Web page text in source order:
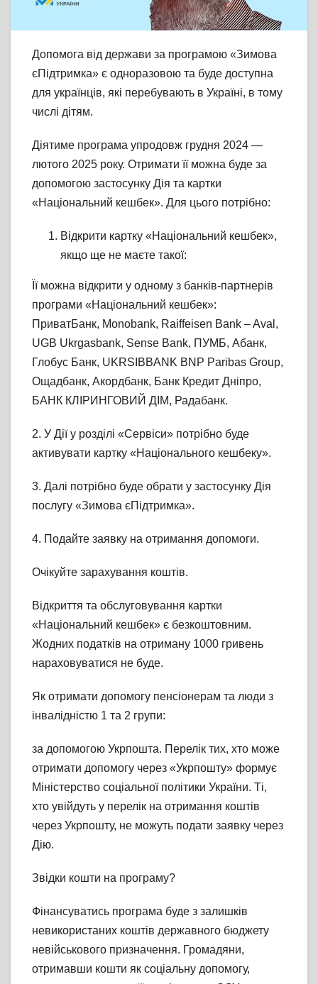
Допомога від держави за програмою «Зимова
єПідтримка» є одноразовою та буде доступна
для українців, які перебувають в Україні, в тому
числі дітям.
Діятиме програма упродовж грудня 2024 —
лютого 2025 року. Отримати її можна буде за
допомогою застосунку Дія та картки
«Національний кешбек». Для цього потрібно:
Відкрити картку «Національний кешбек»,
якщо ще не маєте такої:
Її можна відкрити у одному з банків-партнерів
програми «Національний кешбек»:
ПриватБанк, Monobank, Raiffeisen Bank – Aval,
UGB Ukrgasbank, Sense Bank, ПУМБ, Абанк,
Глобус Банк, UKRSIBBANK BNP Paribas Group,
Ощадбанк, Акордбанк, Банк Кредит Дніпро,
БАНК КЛІРИНГОВИЙ ДІМ, Радабанк.
2. У Дії у розділі «Сервіси» потрібно буде
активувати картку «Національного кешбеку».
3. Далі потрібно буде обрати у застосунку Дія
послугу «Зимова єПідтримка».
4. Подайте заявку на отримання допомоги.
Очікуйте зарахування коштів.
Відкриття та обслуговування картки
«Національний кешбек» є безкоштовним.
Жодних податків на отриману 1000 гривень
нараховуватися не буде.
Як отримати допомогу пенсіонерам та люди з
інвалідністю 1 та 2 групи:
за допомогою Укрпошта. Перелік тих, хто може
отримати допомогу через «Укрпошту» формує
Міністерство соціальної політики України. Ті,
хто увійдуть у перелік на отримання коштів
через Укрпошту, не можуть подати заявку через
Дію.
Звідки кошти на програму?
Фінансуватись програма буде з залишків
невикористаних коштів державного бюджету
невійськового призначення. Громадяни,
отримавши кошти як соціальну допомогу,